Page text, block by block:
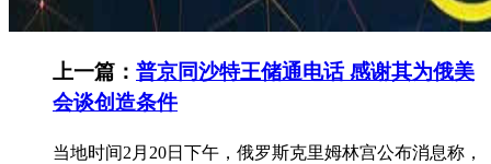
上一篇： 普京同沙特王储通电话 感谢其为俄美
会谈创造条件
当地时间2月20日下午，俄罗斯克里姆林宫公布消息称，